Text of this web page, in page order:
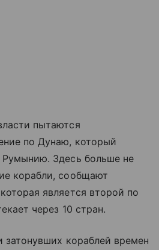
пытаются
по Дунаю, который
Здесь больше не
корабли, сообщают
является второй по
через 10 стран.
затонувших кораблей времен